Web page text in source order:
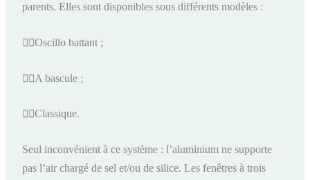
parents. Elles sont disponibles sous différents modèles :
Oscillo battant ;
A bascule ;
Classique.
Seul inconvénient à ce système : l’aluminium ne supporte
pas l’air chargé de sel et/ou de silice. Les fenêtres à trois